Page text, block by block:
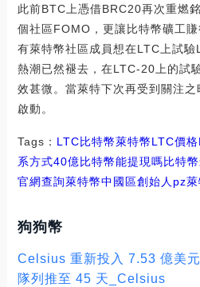
此前BTC上憑借BRC20再次重燃
個社區FOMO，更讓比特幣礦工
有萊特幣社區成員想在LTC上試
熱潮已然褪去，在LTC-20上的試
效甚微。當萊特下次再受到關注
啟動。
Tags： LTC比特幣萊特幣LTC價格
系方式40億比特幣能提現嗎比特
官網查詢萊特幣中國區創始人pz
狗狗幣
Celsius 重新投入 7.53 億美
隊列推至 45 天_Celsius